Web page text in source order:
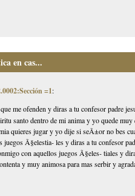
en cas...
=1:
me ofenden y diras a tu confesor padre
santo dentro de mi anima y yo quede
quieres jugar y yo dije si seÃ±or no bes
Ã§elestia- les y diras a tu confesor
con aquellos juegos Ã§eles- tiales y
y muy animosa para mas serbir y